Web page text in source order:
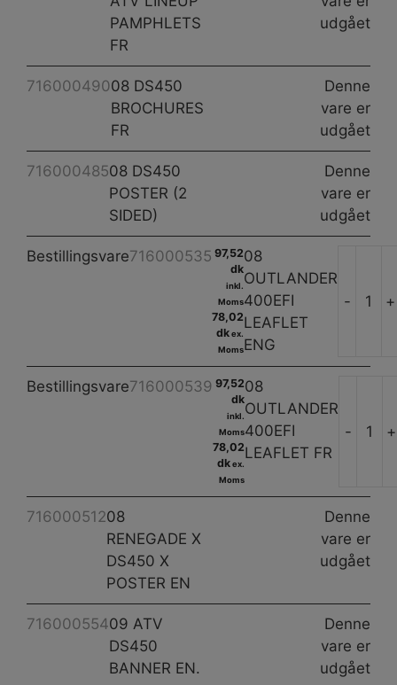
udgået
PAMPHLETS
FR
Denne
vare er
udgået
71600049008 DS450
BROCHURES
FR
Denne
vare er
udgået
71600048508 DS450
POSTER (2
SIDED)
716000535
08
OUTLANDER
400EFI
LEAFLET
ENG
97,52
dk
inkl.
Moms
78,02
dkex.
Moms
Bestillingsvare
- +
716000539
08
OUTLANDER
400EFI
LEAFLET FR
97,52
dk
inkl.
Moms
78,02
dkex.
Moms
Bestillingsvare
- +
Denne
vare er
udgået
71600051208
RENEGADE X
DS450 X
POSTER EN
Denne
vare er
udgået
71600055409 ATV
DS450
BANNER EN.